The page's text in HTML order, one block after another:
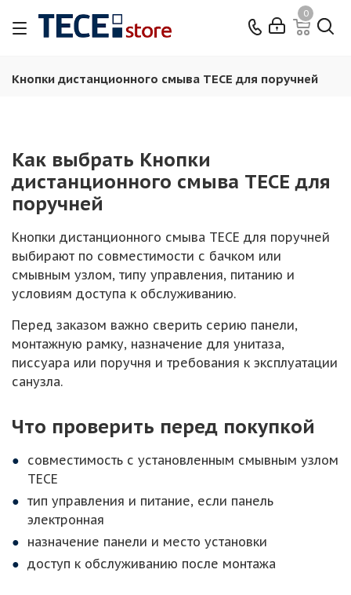
0
Кнопки дистанционного смыва TECE для поручней
Как выбрать Кнопки
дистанционного смыва TECE для
поручней
Кнопки дистанционного смыва TECE для поручней
выбирают по совместимости с бачком или
смывным узлом, типу управления, питанию и
условиям доступа к обслуживанию.
Перед заказом важно сверить серию панели,
монтажную рамку, назначение для унитаза,
писсуара или поручня и требования к эксплуатации
санузла.
Что проверить перед покупкой
совместимость с установленным смывным узлом
TECE
тип управления и питание, если панель
электронная
назначение панели и место установки
доступ к обслуживанию после монтажа